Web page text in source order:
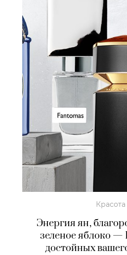
Красота
Энергия ян,
зеленое яблоко —
достойных